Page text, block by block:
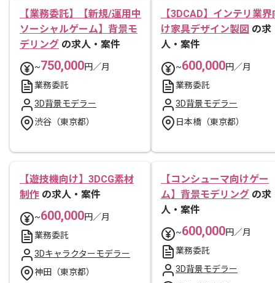
【業務委託】【新規/運用中
ソーシャルゲーム】背景モ
デリング の求人・案件
~750,000円／月
業務委託
3D背景モデラー
渋谷（東京都）
【3DCAD】インテリ業界
け家具デザイン製図 の求
人・案件
~600,000円／月
業務委託
3D背景モデラー
日本橋（東京都）
【遊技機向け】3DCG素材
制作 の求人・案件
~600,000円／月
業務委託
3Dキャラクターモデラー
神田（東京都）
【コンシューマ向けゲー
ム】背景モデリング の求
人・案件
~600,000円／月
業務委託
3D背景モデラー